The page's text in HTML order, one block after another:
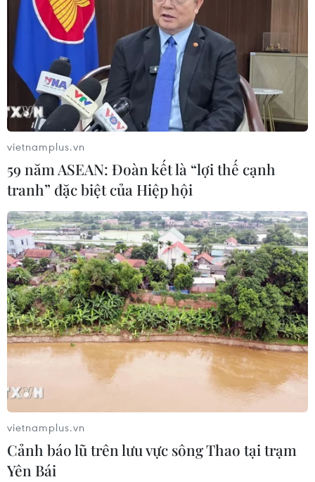
(Ảnh: Xuân Mai/Vietnam+)
(Ảnh: Xuân Mai/Vietnam+)
vietnamplus.vn
59 năm ASEAN: Đoàn kết là “lợi thế cạnh
tranh” đặc biệt của Hiệp hội
vietnamplus.vn
Cảnh báo lũ trên lưu vực sông Thao tại trạm
Yên Bái